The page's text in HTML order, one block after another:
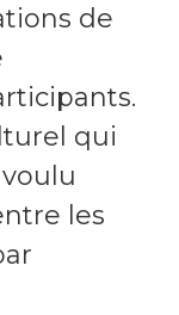
de
qui
les